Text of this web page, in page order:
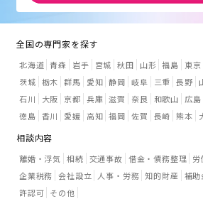
全国の専門家を探す
北海道 青森 岩手 宮城 秋田 山形 福島 東京
茨城 栃木 群馬 愛知 静岡 岐阜 三重 長野
石川
大阪 京都 兵庫 滋賀 奈良 和歌山 広島
徳島 香川 愛媛 高知 福岡 佐賀 長崎 熊本
相談内容
離婚・浮気 相続 交通事故 借金・債務整理 労
企業税務 会社設立 人事・労務 知的財産 補助
許認可 その他